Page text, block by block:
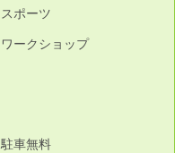
スポーツ
ワークショップ
駐車無料